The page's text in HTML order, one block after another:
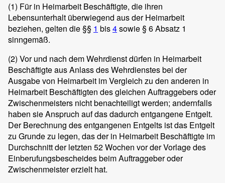
(1) Für in Heimarbeit Beschäftigte, die ihren
Lebensunterhalt überwiegend aus der Heimarbeit
beziehen, gelten die §§ 1 bis4sowie § 6 Absatz 1
sinngemäß.
(2) Vor und nach dem Wehrdienst dürfen in Heimarbeit
Beschäftigte aus Anlass des Wehrdienstes bei der
Ausgabe von Heimarbeit im Vergleich zu den anderen in
Heimarbeit Beschäftigten des gleichen Auftraggebers oder
Zwischenmeisters nicht benachteiligt werden; andernfalls
haben sie Anspruch auf das dadurch entgangene Entgelt.
Der Berechnung des entgangenen Entgelts ist das Entgelt
zu Grunde zu legen, das der in Heimarbeit Beschäftigte im
Durchschnitt der letzten 52 Wochen vor der Vorlage des
Einberufungsbescheides beim Auftraggeber oder
Zwischenmeister erzielt hat.